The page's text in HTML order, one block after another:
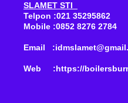
SLAMET STI
Telpon :021 35295862
Mobile :0852 8276 2784
Email
Web :https://